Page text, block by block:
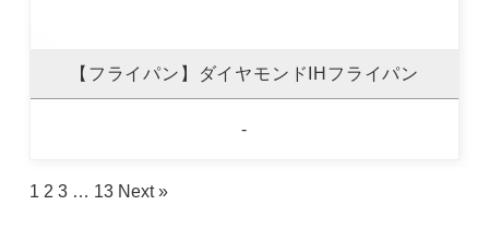
【フライパン】ダイヤモンドIHフライパン
-
1 2 3 … 13 Next »